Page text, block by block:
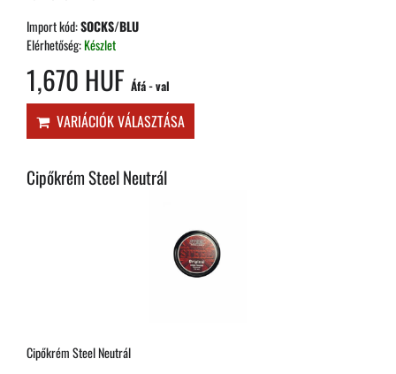
Import kód:SOCKS/BLU
Elérhetőség:Készlet
1,670 HUF Áfá - val
VARIÁCIÓK VÁLASZTÁSA
Cipőkrém Steel Neutrál
Cipőkrém Steel Neutrál